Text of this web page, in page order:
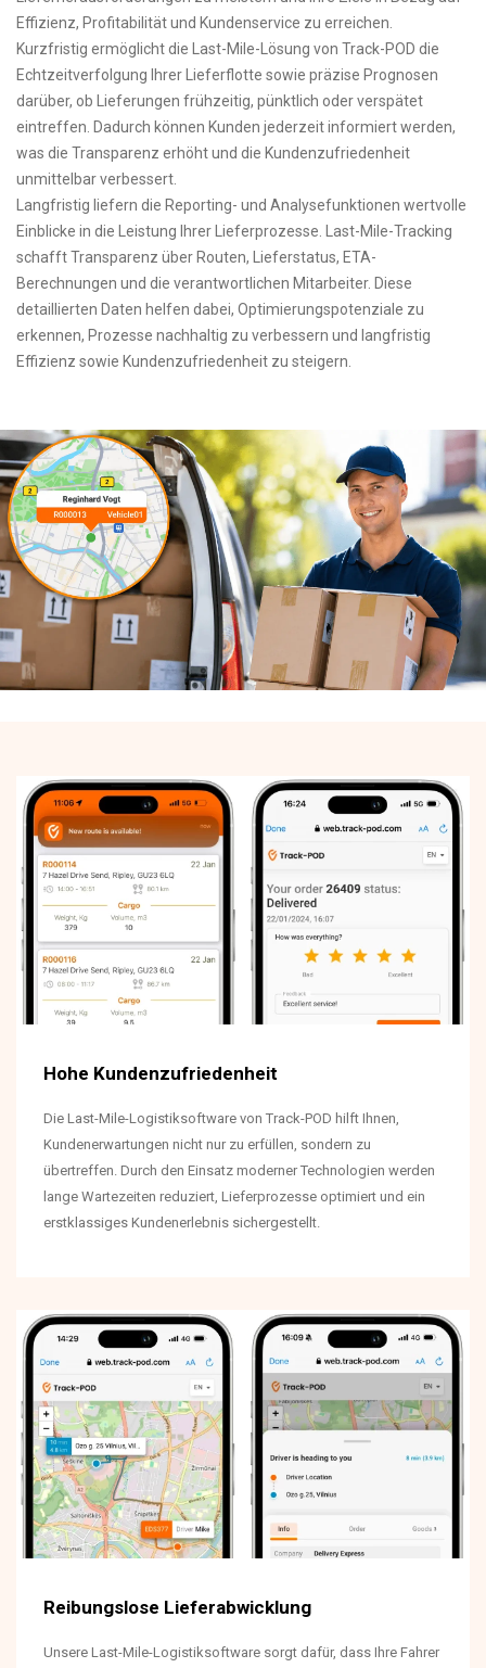
Effizienz, Profitabilität und Kundenservice zu erreichen.
Kurzfristig ermöglicht die Last-Mile-Lösung von Track-POD die
Echtzeitverfolgung Ihrer Lieferflotte sowie präzise Prognosen
darüber, ob Lieferungen frühzeitig, pünktlich oder verspätet
eintreffen. Dadurch können Kunden jederzeit informiert werden,
was die Transparenz erhöht und die Kundenzufriedenheit
unmittelbar verbessert.
Langfristig liefern die Reporting- und Analysefunktionen wertvolle
Einblicke in die Leistung Ihrer Lieferprozesse. Last-Mile-Tracking
schafft Transparenz über Routen, Lieferstatus, ETA-
Berechnungen und die verantwortlichen Mitarbeiter. Diese
detaillierten Daten helfen dabei, Optimierungspotenziale zu
erkennen, Prozesse nachhaltig zu verbessern und langfristig
Effizienz sowie Kundenzufriedenheit zu steigern.
Hohe Kundenzufriedenheit
Die Last-Mile-Logistiksoftware von Track-POD hilft Ihnen,
Kundenerwartungen nicht nur zu erfüllen, sondern zu
übertreffen. Durch den Einsatz moderner Technologien werden
lange Wartezeiten reduziert, Lieferprozesse optimiert und ein
erstklassiges Kundenerlebnis sichergestellt.
Reibungslose Lieferabwicklung
Unsere Last-Mile-Logistiksoftware sorgt dafür, dass Ihre Fahrer